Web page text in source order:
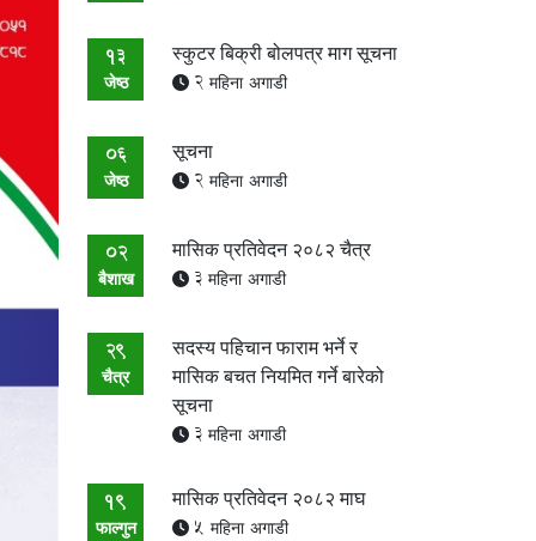
13
जेष्ठ
स्कुटर बिक्री बोलपत्र माग सूचना
2 महिना अगाडी
06
जेष्ठ
सूचना
2 महिना अगाडी
02
बैशाख
मासिक प्रतिवेदन २०८२ चैत्र
3 महिना अगाडी
29
चैत्र
सदस्य पहिचान फाराम भर्ने र
मासिक बचत नियमित गर्ने बारेको
सूचना
3 महिना अगाडी
19
फाल्गुन
मासिक प्रतिवेदन २०८२ माघ
5 महिना अगाडी